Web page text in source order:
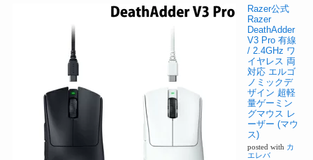
Razer公式
Razer
DeathAdder
V3 Pro 有線
/ 2.4GHz ワ
イヤレス 両
対応 エルゴ
ノミックデ
ザイン 超軽
量ゲーミン
グマウス レ
ーザー (マウ
ス)
posted with カ
エレバ